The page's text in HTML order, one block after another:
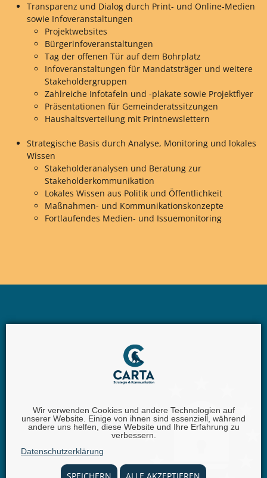
Wir verwenden Cookies und andere Technologien auf
unserer Website. Einige von ihnen sind essenziell, während
andere uns helfen, diese Website und Ihre Erfahrung zu
verbessern.
Datenschutzerklärung
Transparenz und Dialog durch Print- und Online-Medien
sowie Infoveranstaltungen
Projektwebsites
Bürgerinfoveranstaltungen
Tag der offenen Tür auf dem Bohrplatz
Infoveranstaltungen für Mandatsträger und weitere
Stakeholdergruppen
Zahlreiche Infotafeln und -plakate sowie Projektflyer
Präsentationen für Gemeinderatssitzungen
Haushaltsverteilung mit Printnewslettern
Strategische Basis durch Analyse, Monitoring und lokales
Wissen
Stakeholderanalysen und Beratung zur
Stakeholderkommunikation
Lokales Wissen aus Politik und Öffentlichkeit
Maßnahmen- und Kommunikationskonzepte
Fortlaufendes Medien- und Issuemonitoring
Carta GmbH |Iggelheimer Str. 26 | 67346 Speyer |
+49 (0) 62 32 - 100111 - 0 |